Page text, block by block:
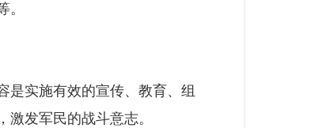
实施有效的宣传、教育、组
发军民的战斗意志。